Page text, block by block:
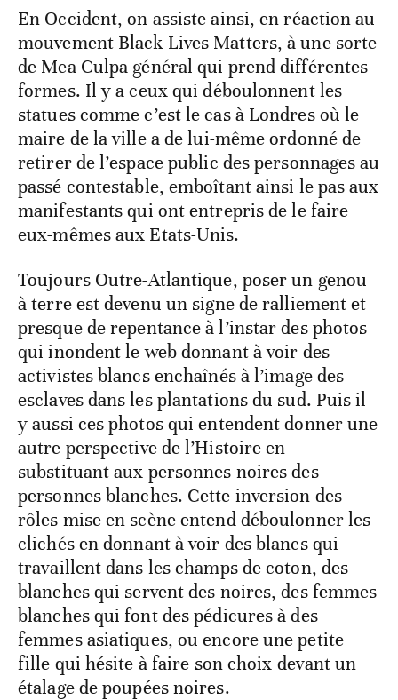
En Occident, on assiste ainsi, en réaction au
mouvement Black Lives Matters, à une sorte
de Mea Culpa général qui prend différentes
formes. Il y a ceux qui déboulonnent les
statues comme c’est le cas à Londres où le
maire de la ville a de lui-même ordonné de
retirer de l’espace public des personnages au
passé contestable, emboîtant ainsi le pas aux
manifestants qui ont entrepris de le faire
eux-mêmes aux Etats-Unis.
Toujours Outre-Atlantique, poser un genou
à terre est devenu un signe de ralliement et
presque de repentance à l’instar des photos
qui inondent le web donnant à voir des
activistes blancs enchaînés à l’image des
esclaves dans les plantations du sud. Puis il
y aussi ces photos qui entendent donner une
autre perspective de l’Histoire en
substituant aux personnes noires des
personnes blanches. Cette inversion des
rôles mise en scène entend déboulonner les
clichés en donnant à voir des blancs qui
travaillent dans les champs de coton, des
blanches qui servent des noires, des femmes
blanches qui font des pédicures à des
femmes asiatiques, ou encore une petite
fille qui hésite à faire son choix devant un
étalage de poupées noires.